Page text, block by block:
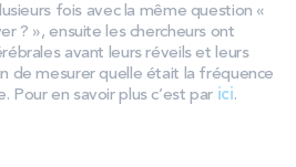
fois avec la même question «
? », ensuite les chercheurs ont
avant leurs réveils et leurs
de mesurer quelle était la fréquence
Pour en savoir plus c’est par ici.